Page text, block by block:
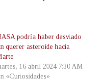
podría haber desviado
querer asteroide hacia
16 abril 2024 7:30 AM
«Curiosidades»